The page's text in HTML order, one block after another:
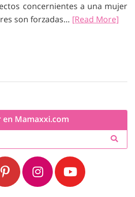
concernientes a una mujer
son forzadas… [Read More]
en Mamaxxi.com